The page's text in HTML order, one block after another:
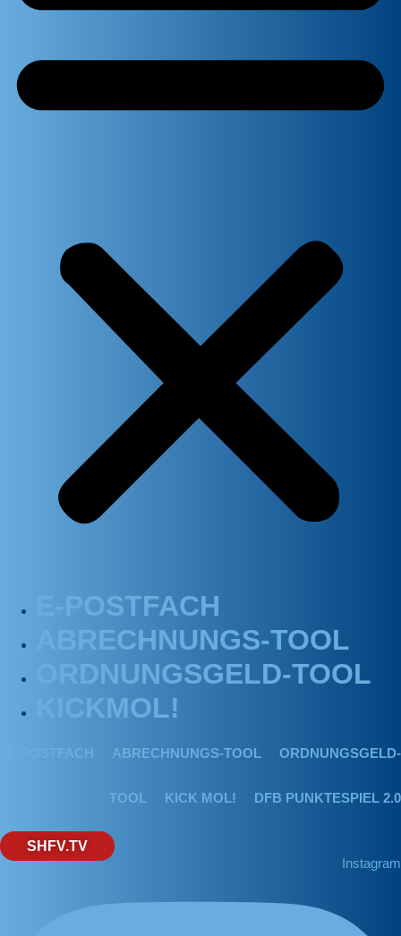
E-POSTFACH
ABRECHNUNGS-TOOL
ORDNUNGSGELD-TOOL
KICKMOL!
E-POSTFACH ABRECHNUNGS-TOOL ORDNUNGSGELD-
TOOL KICK MOL! DFB PUNKTESPIEL 2.0
SHFV.TV
Instagram